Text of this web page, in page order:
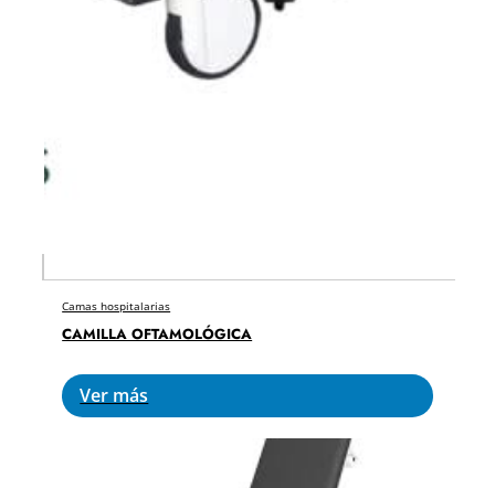
Camas hospitalarias
CAMILLA OFTAMOLÓGICA
Ver más